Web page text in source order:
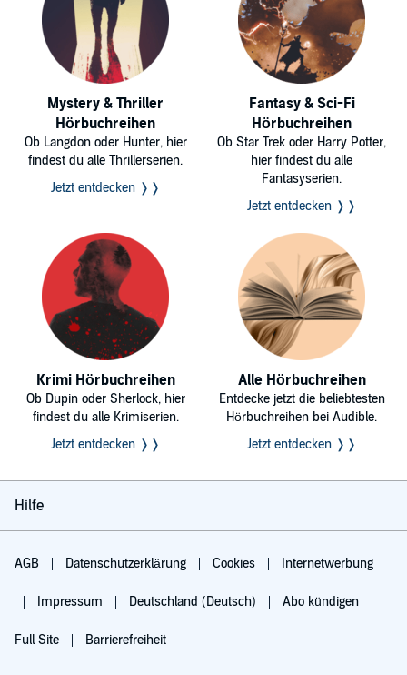
Mystery & Thriller
Hörbuchreihen
Ob Langdon oder Hunter, hier
findest du alle Thrillerserien.
Jetzt entdecken ❭❭
Fantasy & Sci-Fi
Hörbuchreihen
Ob Star Trek oder Harry Potter,
hier findest du alle
Fantasyserien.
Jetzt entdecken ❭❭
Krimi Hörbuchreihen
Ob Dupin oder Sherlock, hier
findest du alle Krimiserien.
Jetzt entdecken ❭❭
Alle Hörbuchreihen
Entdecke jetzt die beliebtesten
Hörbuchreihen bei Audible.
Jetzt entdecken ❭❭
Hilfe
AGB Datenschutzerklärung Cookies Internetwerbung
Impressum Deutschland (Deutsch) Abo kündigen
Full Site Barrierefreiheit